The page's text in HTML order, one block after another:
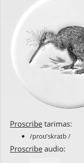
Proscribe tarimas:
/proʊ'skraɪb /
Proscribe audio: